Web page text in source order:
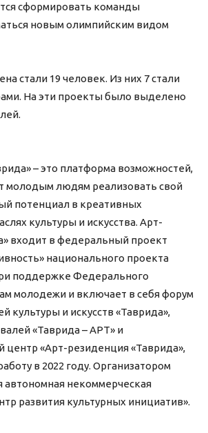
сформировать команды
новым олимпийским видом
стали 19 человек. Из них 7 стали
На эти проекты было выделено
– это платформа возможностей,
молодым людям реализовать свой
потенциал в креативных
культуры и искусства. Арт-
входит в федеральный проект
национального проекта
поддержке Федерального
молодежи и включает в себя форум
культуры и искусств «Таврида»,
«Таврида – АРТ» и
центр «Арт-резиденция «Таврида»,
в 2022 году. Организатором
автономная некоммерческая
развития культурных инициатив».